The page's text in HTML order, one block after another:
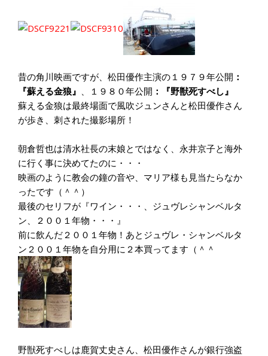
昔の角川映画ですが、松田優作主演の１９７９年公開 ：
『蘇える金狼』 、１９８０年公開 ：『野獣死すべし』
蘇える金狼は最終場面で風吹ジュンさんと松田優作さん
が歩き、刺された撮影場所！
朝倉哲也は清水社長の末娘とではなく、永井京子と海外
に行く事に決めてたのに・・・
映画のように教会の鐘の音や、マリア様も見当たらなか
ったです（＾＾）
最後のセリフが『ワイン・・・、ジュヴレシャンベルタ
ン、２００１年物・・・』
前に飲んだ２００１年物！あとジュヴレ・シャンベルタ
ン２００１年物を自分用に２本買ってます（＾＾ゞ
野獣死すべしは鹿賀丈史さん、松田優作さんが銀行強盗